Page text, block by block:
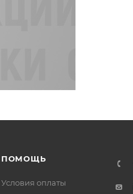
ПОМОЩЬ
Условия оплаты